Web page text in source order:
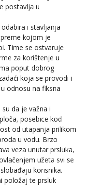
postavlja u
i stavljanja
kojom je
Time se ostvaruje
za korištenje u
poput dobrog
koja se provodi i
odnosu na fiksna
da je važna i
posebice kod
od utapanja prilikom
u vodu. Brzo
veza unutar prsluka,
užeta svi se
korisnika.
položaj te prsluk